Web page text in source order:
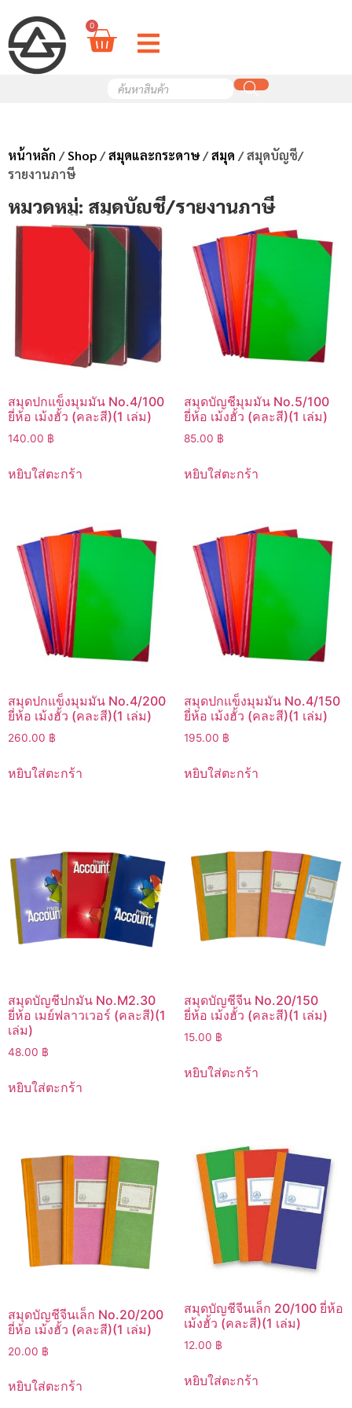
0
หน้าหลัก /Shop /สมุดและกระดาษ/สมุด / สมุดบัญชี/
รายงานภาษี
หมวดหมู่: สมุดบัญชี/รายงานภาษี
สมุดปกแข็งมุมมัน No.4/100
ยี่ห้อ เม้งฮั้ว (คละสี)(1 เล่ม)
140.00 ฿
หยิบใส่ตะกร้า
สมุดบัญชีมุมมัน No.5/100
ยี่ห้อ เม้งฮั้ว (คละสี)(1 เล่ม)
85.00 ฿
หยิบใส่ตะกร้า
สมุดปกแข็งมุมมัน No.4/200
ยี่ห้อ เม้งฮั้ว (คละสี)(1 เล่ม)
260.00 ฿
หยิบใส่ตะกร้า
สมุดปกแข็งมุมมัน No.4/150
ยี่ห้อ เม้งฮั้ว (คละสี)(1 เล่ม)
195.00 ฿
หยิบใส่ตะกร้า
สมุดบัญชีปกมัน No.M2.30
ยี่ห้อ เมย์ฟลาวเวอร์ (คละสี)(1
เล่ม)
48.00 ฿
หยิบใส่ตะกร้า
สมุดบัญชีจีน No.20/150
ยี่ห้อ เม้งฮั้ว (คละสี)(1 เล่ม)
15.00 ฿
หยิบใส่ตะกร้า
สมุดบัญชีจีนเล็ก No.20/200
ยี่ห้อ เม้งฮั้ว (คละสี)(1 เล่ม)
20.00 ฿
หยิบใส่ตะกร้า
สมุดบัญชีจีนเล็ก 20/100 ยี่ห้อ
เม้งฮั้ว (คละสี)(1 เล่ม)
12.00 ฿
หยิบใส่ตะกร้า